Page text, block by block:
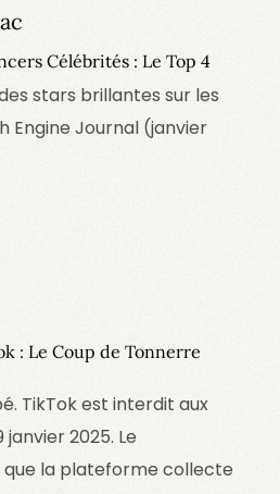
Célébrités : Le Top 4
stars brillantes sur les
Engine Journal (janvier
: Le Coup de Tonnerre
TikTok est interdit aux
janvier 2025. Le
la plateforme collecte